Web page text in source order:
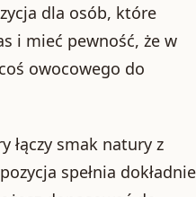
dla osób, które
i mieć pewność, że w
owocowego do
łączy smak natury z
spełnia dokładnie